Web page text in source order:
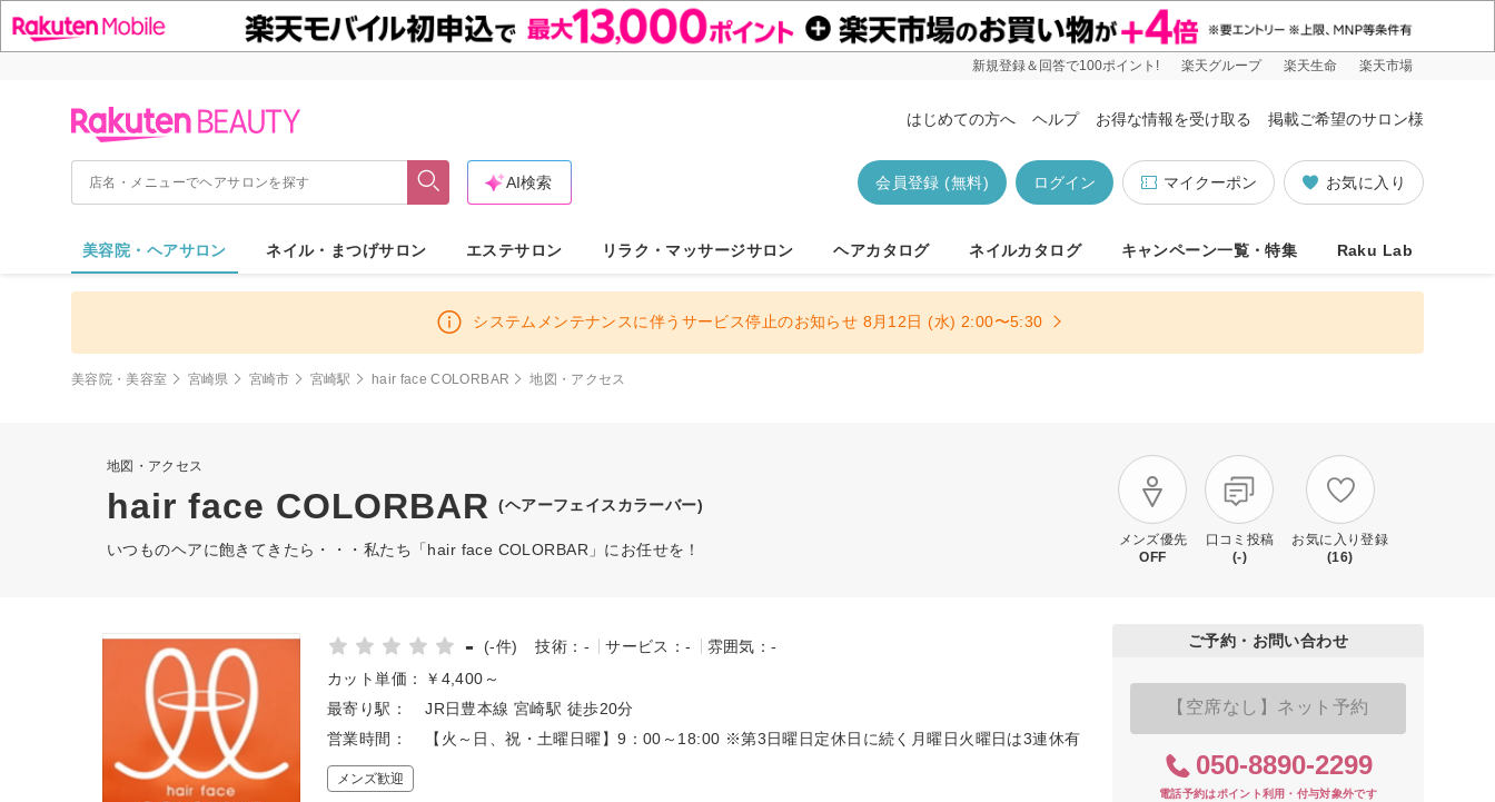
新規登録＆回答で100ポイント! 楽天グループ 楽天生命 楽天市場
はじめての方へ ヘルプ お得な情報を受け取る 掲載ご希望のサロン様
お気に入り
マイクーポン
ログイン
会員登録 (無料)
AI検索
美容院・ヘアサロン ネイル・まつげサロン エステサロン リラク・マッサージサロン ヘアカタログ ネイルカタログ キャンペーン一覧・特集 Raku Lab
システムメンテナンスに伴うサービス停止のお知らせ 8月12日 (水) 2:00〜5:30
美容院・美容室 宮崎県 宮崎市 宮崎駅 hair face COLORBAR 地図・アクセス
地図・アクセス
hair face COLORBAR (ヘアーフェイスカラーバー)
いつものヘアに飽きてきたら・・・私たち「hair face COLORBAR」にお任せを！
メンズ優先
OFF
口コミ投稿
(-)
お気に入り登録
(16)
- (-件) 技術：- サービス：-
雰囲気：-
カット単価：
￥4,400～
最寄り駅：
JR日豊本線 宮崎駅 徒歩20分
営業時間：
【火～日、祝・土曜日曜】9：00～18:00 ※第3日曜日定休日に続く月曜日火曜日は3連休有
メンズ歓迎
ご予約・お問い合わせ
【空席なし】ネット予約
050-8890-2299
電話予約はポイント利用・付与対象外です